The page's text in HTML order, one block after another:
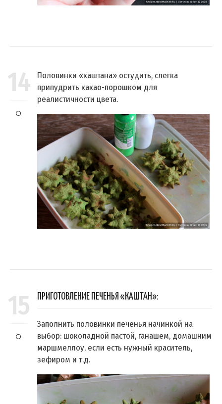
14
Половинки «каштана» остудить, слегка
припудрить какао-порошком для
реалистичности цвета.
15 ПРИГОТОВЛЕНИЕ ПЕЧЕНЬЯ «КАШТАН»:
Заполнить половинки печенья начинкой на
выбор: шоколадной пастой, ганашем, домашним
маршмеллоу, если есть нужный краситель,
зефиром и т.д.